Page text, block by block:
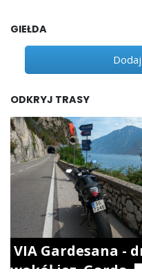
GIEŁDA
ODKRYJ TRASY
VIA Gardesana -
wokół jez. Garda.